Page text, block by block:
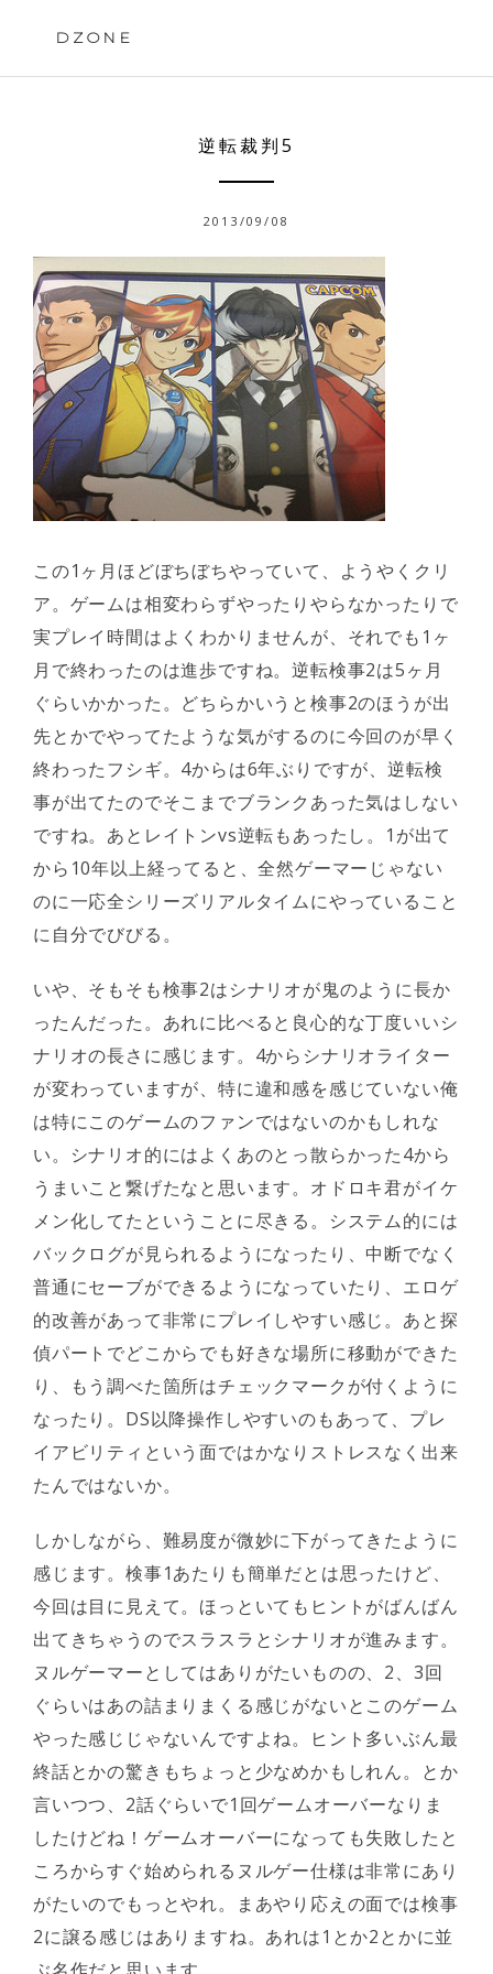
DZONE
逆転裁判5
2013/09/08
この1ヶ月ほどぼちぼちやっていて、ようやくクリ
ア。ゲームは相変わらずやったりやらなかったりで
実プレイ時間はよくわかりませんが、それでも1ヶ
月で終わったのは進歩ですね。逆転検事2は5ヶ月
ぐらいかかった。どちらかいうと検事2のほうが出
先とかでやってたような気がするのに今回のが早く
終わったフシギ。4からは6年ぶりですが、逆転検
事が出てたのでそこまでブランクあった気はしない
ですね。あとレイトンvs逆転もあったし。1が出て
から10年以上経ってると、全然ゲーマーじゃない
のに一応全シリーズリアルタイムにやっていること
に自分でびびる。
いや、そもそも検事2はシナリオが鬼のように長か
ったんだった。あれに比べると良心的な丁度いいシ
ナリオの長さに感じます。4からシナリオライター
が変わっていますが、特に違和感を感じていない俺
は特にこのゲームのファンではないのかもしれな
い。シナリオ的にはよくあのとっ散らかった4から
うまいこと繋げたなと思います。オドロキ君がイケ
メン化してたということに尽きる。システム的には
バックログが見られるようになったり、中断でなく
普通にセーブができるようになっていたり、エロゲ
的改善があって非常にプレイしやすい感じ。あと探
偵パートでどこからでも好きな場所に移動ができた
り、もう調べた箇所はチェックマークが付くように
なったり。DS以降操作しやすいのもあって、プレ
イアビリティという面ではかなりストレスなく出来
たんではないか。
しかしながら、難易度が微妙に下がってきたように
感じます。検事1あたりも簡単だとは思ったけど、
今回は目に見えて。ほっといてもヒントがばんばん
出てきちゃうのでスラスラとシナリオが進みます。
ヌルゲーマーとしてはありがたいものの、2、3回
ぐらいはあの詰まりまくる感じがないとこのゲーム
やった感じじゃないんですよね。ヒント多いぶん最
終話とかの驚きもちょっと少なめかもしれん。とか
言いつつ、2話ぐらいで1回ゲームオーバーなりま
したけどね！ゲームオーバーになっても失敗したと
ころからすぐ始められるヌルゲー仕様は非常にあり
がたいのでもっとやれ。まあやり応えの面では検事
2に譲る感じはありますね。あれは1とか2とかに並